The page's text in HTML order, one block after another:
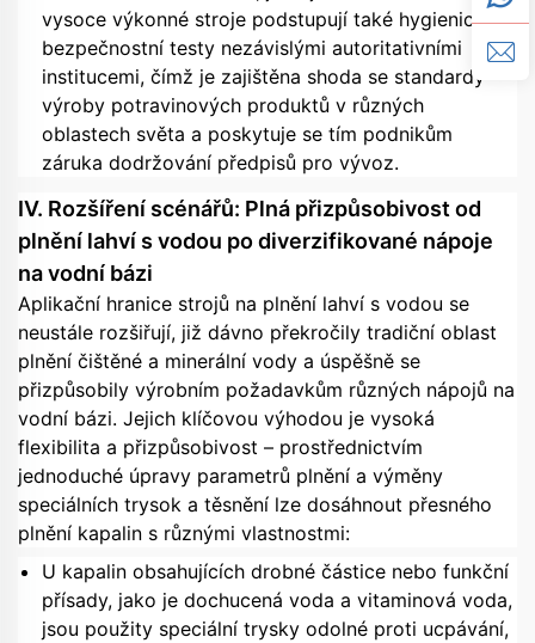
vysoce výkonné stroje podstupují také hygienické a
bezpečnostní testy nezávislými autoritativními
institucemi, čímž je zajištěna shoda se standardy
výroby potravinových produktů v různých
oblastech světa a poskytuje se tím podnikům
záruka dodržování předpisů pro vývoz.
IV. Rozšíření scénářů: Plná přizpůsobivost od
plnění lahví s vodou po diverzifikované nápoje
na vodní bázi
Aplikační hranice strojů na plnění lahví s vodou se
neustále rozšiřují, již dávno překročily tradiční oblast
plnění čištěné a minerální vody a úspěšně se
přizpůsobily výrobním požadavkům různých nápojů na
vodní bázi. Jejich klíčovou výhodou je vysoká
flexibilita a přizpůsobivost – prostřednictvím
jednoduché úpravy parametrů plnění a výměny
speciálních trysok a těsnění lze dosáhnout přesného
plnění kapalin s různými vlastnostmi:
U kapalin obsahujících drobné částice nebo funkční
přísady, jako je dochucená voda a vitaminová voda,
jsou použity speciální trysky odolné proti ucpávání,